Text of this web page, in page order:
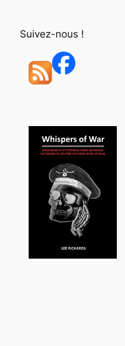
Suivez-nous !